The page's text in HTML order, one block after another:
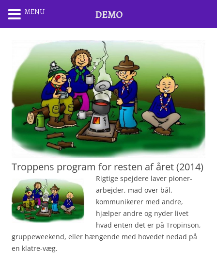
Troppens program for resten af året (2014)
Rigtige spejdere laver pioner-
arbejder, mad over bål,
kommunikerer med andre,
hjælper andre og nyder livet
hvad enten det er på Tropinson,
gruppeweekend, eller hængende med hovedet nedad på
en klatre-væg.
MENU DEMO